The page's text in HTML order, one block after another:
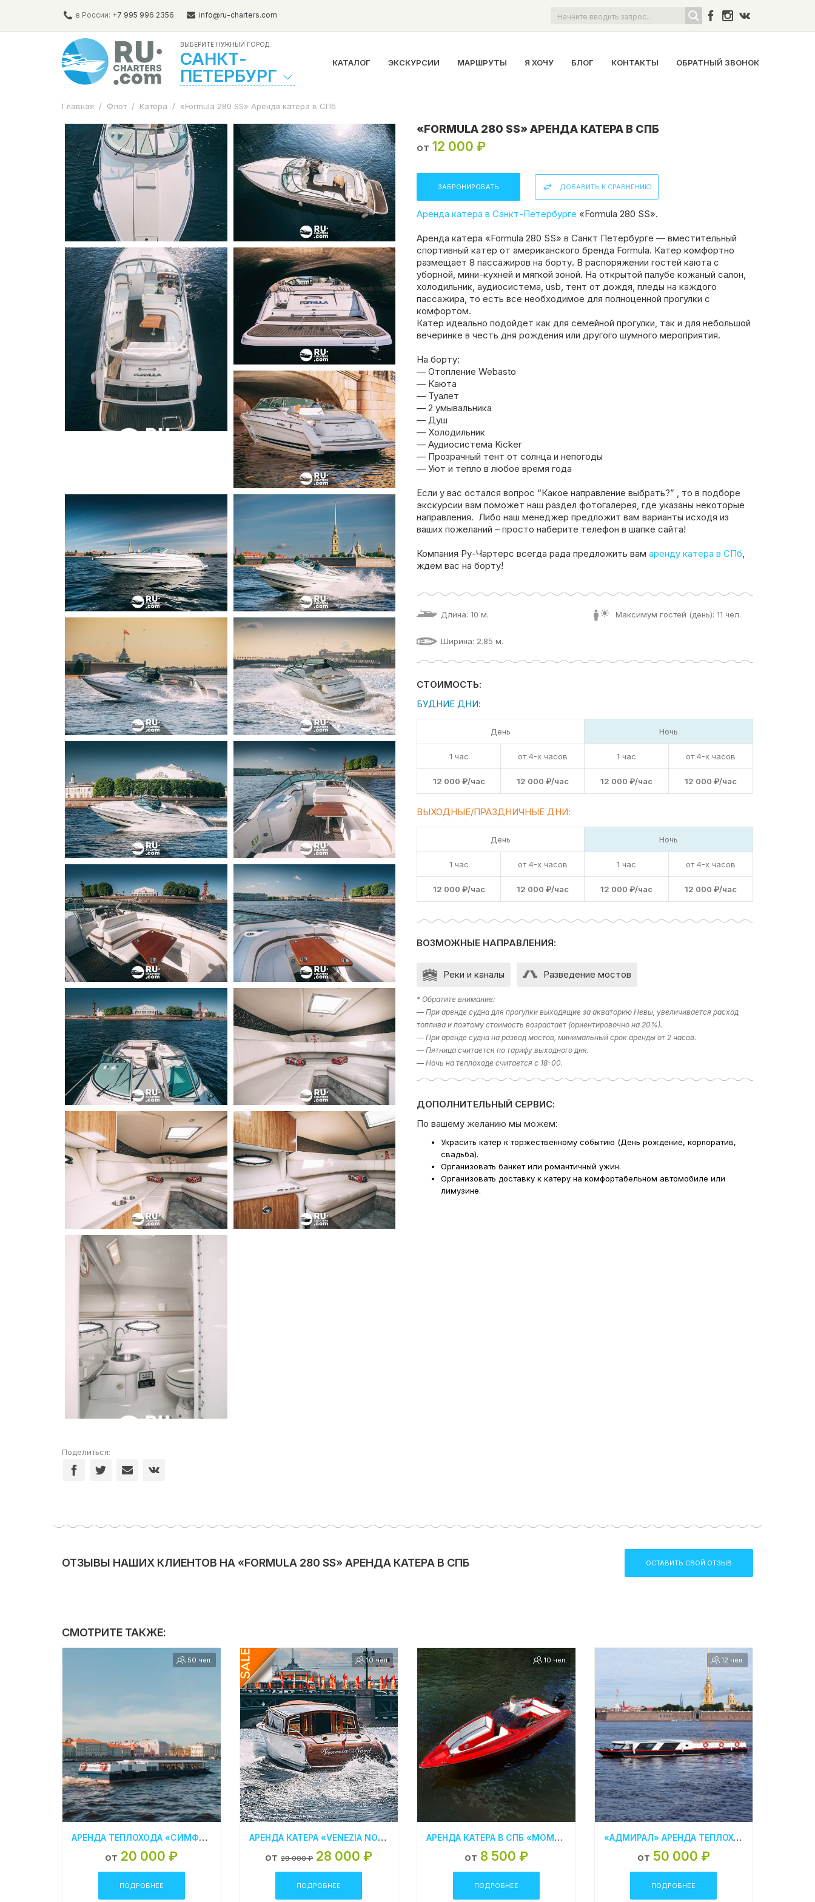
в России: +7 995 996 2356 info@ru-charters.com
ВЫБЕРИТЕ НУЖНЫЙ ГОРОД:
САНКТ-
ПЕТЕРБУРГ
КАТАЛОГ ЭКСКУРСИИ МАРШРУТЫ Я ХОЧУ БЛОГ КОНТАКТЫ ОБРАТНЫЙ ЗВОНОК
Главная / Флот / Катера / «Formula 280 SS» Аренда катера в СПб
Поделиться:
«FORMULA 280 SS» АРЕНДА КАТЕРА В СПБ
от 12 000 ₽
ЗАБРОНИРОВАТЬ ДОБАВИТЬ К СРАВНЕНИЮ
Аренда катера в Санкт-Петербурге «Formula 280 SS».
Аренда катера «Formula 280 SS» в Санкт Петербурге — вместительный
спортивный катер от американского бренда Formula. Катер комфортно
размещает 8 пассажиров на борту. В распоряжении гостей каюта с
уборной, мини-кухней и мягкой зоной. На открытой палубе кожаный салон,
холодильник, аудиосистема, usb, тент от дождя, пледы на каждого
пассажира, то есть все необходимое для полноценной прогулки с
комфортом.
Катер идеально подойдет как для семейной прогулки, так и для небольшой
вечеринке в честь дня рождения или другого шумного мероприятия.
На борту:
— Отопление Webasto
— Каюта
— Туалет
— 2 умывальника
— Душ
— Холодильник
— Аудиосистема Kicker
— Прозрачный тент от солнца и непогоды
— Уют и тепло в любое время года
Если у вас остался вопрос “Какое направление выбрать?” , то в подборе
экскурсии вам поможет наш раздел фотогалерея, где указаны некоторые
направления. Либо наш менеджер предложит вам варианты исходя из
ваших пожеланий – просто наберите телефон в шапке сайта!
Компания Ру-Чартерс всегда рада предложить вам аренду катера в СПб,
ждем вас на борту!
Длина: 10 м.
Ширина: 2.85 м.
Максимум гостей (день): 11 чел.
СТОИМОСТЬ:
БУДНИЕ ДНИ:
День Ночь
1 час от 4-х часов 1 час от 4-х часов
12 000 ₽/час 12 000 ₽/час 12 000 ₽/час 12 000 ₽/час
ВЫХОДНЫЕ/ПРАЗДНИЧНЫЕ ДНИ:
День Ночь
1 час от 4-х часов 1 час от 4-х часов
12 000 ₽/час 12 000 ₽/час 12 000 ₽/час 12 000 ₽/час
ВОЗМОЖНЫЕ НАПРАВЛЕНИЯ:
Реки и каналы Разведение мостов
* Обратите внимание:
— При аренде судна для прогулки выходящие за акваторию Невы, увеличивается расход
топлива и поэтому стоимость возрастает (ориентировочно на 20%).
— При аренде судна на развод мостов, минимальный срок аренды от 2 часов.
— Пятница считается по тарифу выходного дня.
— Ночь на теплоходе считается с 18-00.
ДОПОЛНИТЕЛЬНЫЙ СЕРВИС:
По вашему желанию мы можем:
Украсить катер к торжественному событию (День рождение, корпоратив,
свадьба).
Организовать банкет или романтичный ужин.
Организовать доставку к катеру на комфортабельном автомобиле или
лимузине.
ОТЗЫВЫ НАШИХ КЛИЕНТОВ НА «FORMULA 280 SS» АРЕНДА КАТЕРА В СПБ ОСТАВИТЬ СВОЙ ОТЗЫВ
СМОТРИТЕ ТАКЖЕ:
50 чел.
АРЕНДА ТЕПЛОХОДА «СИМФОНИЯ» В САНКТ- ПЕТЕРБУРГЕ
от 20 000 ₽
ПОДРОБНЕЕ
10 чел.
АРЕНДА КАТЕРА «VENEZIA NORD» В САНКТ-ПЕТЕРБУРГЕ
от 29 000 ₽ 28 000 ₽
ПОДРОБНЕЕ
10 чел.
АРЕНДА КАТЕРА В СПБ «MOMMY 24»
от 8 500 ₽
ПОДРОБНЕЕ
12 чел.
«АДМИРАЛ» АРЕНДА ТЕПЛОХОДА СПБ
от 50 000 ₽
ПОДРОБНЕЕ